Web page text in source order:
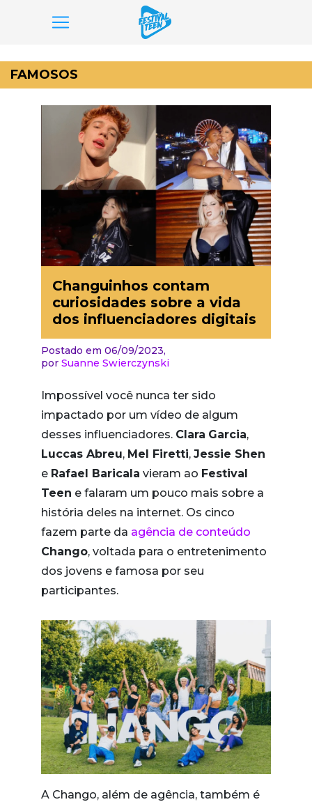
para
o
conteúdo
FAMOSOS
Changuinhos contam
curiosidades sobre a vida
dos influenciadores digitais
Postado em 06/09/2023,
por Suanne Swierczynski
Impossível você nunca ter sido
impactado por um vídeo de algum
desses influenciadores. Clara Garcia,
Luccas Abreu, Mel Firetti, Jessie Shen
e Rafael Baricala vieram ao Festival
Teen e falaram um pouco mais sobre a
história deles na internet. Os cinco
fazem parte da agência de conteúdo
Chango, voltada para o entretenimento
dos jovens e famosa por seu
participantes.
A Chango, além de agência, também é